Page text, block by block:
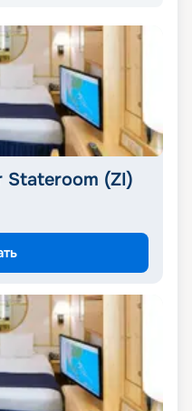
Stateroom (ZI)